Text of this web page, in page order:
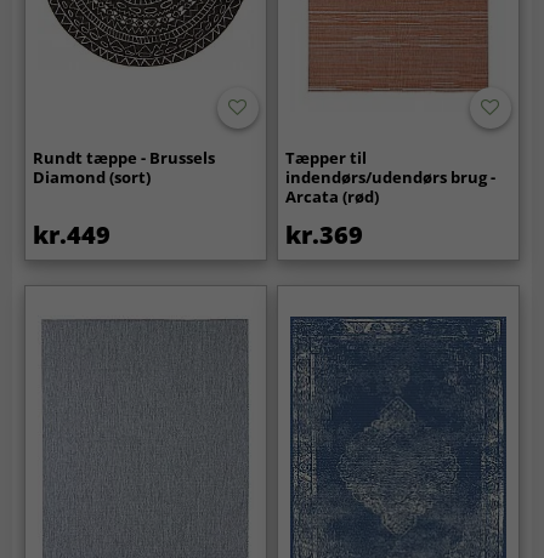
Rundt tæppe - Brussels
Diamond (sort)
kr.449
Tæpper til
indendørs/udendørs brug -
Arcata (rød)
kr.369